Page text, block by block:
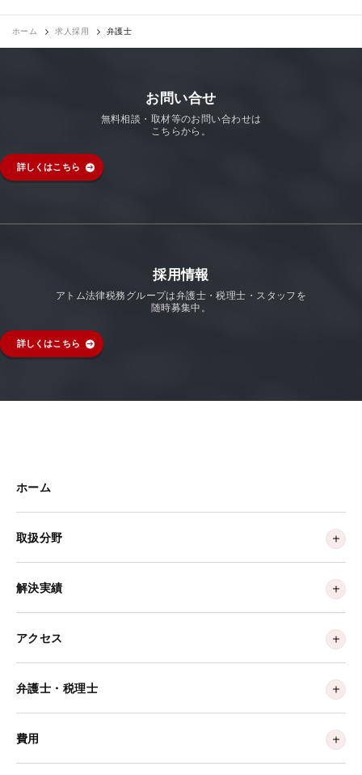
ホーム 求人採用 弁護士
お問い合せ
無料相談・取材等のお問い合わせは
こちらから。
詳しくはこちら
採用情報
アトム法律税務グループは弁護士・税理士・スタッフを
随時募集中。
詳しくはこちら
ホーム
取扱分野
解決実績
アクセス
弁護士・税理士
費用